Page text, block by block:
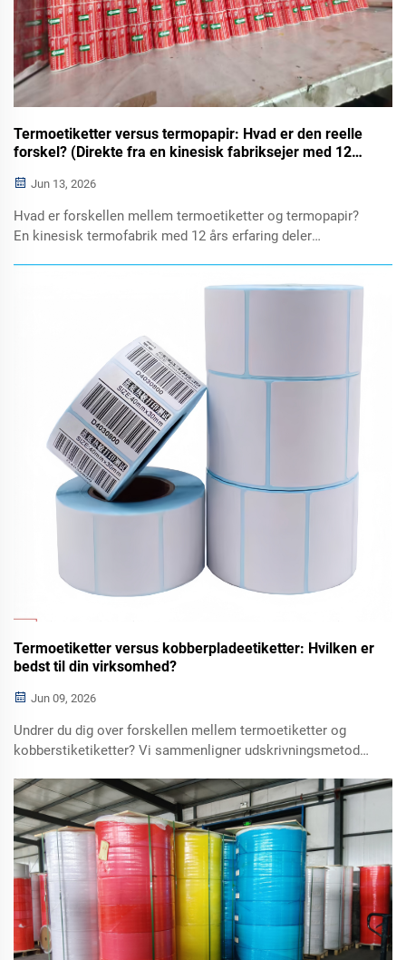
Termoetiketter versus termopapir: Hvad er den reelle
forskel? (Direkte fra en kinesisk fabriksejer med 12
Jun 13, 2026
Hvad er forskellen mellem termoetiketter og termopapir?
En kinesisk termofabrik med 12 års erfaring deler
Termoetiketter versus kobberpladeetiketter: Hvilken er
bedst til din virksomhed?
Jun 09, 2026
Undrer du dig over forskellen mellem termoetiketter og
kobberstiketiketter? Vi sammenligner udskrivningsmetode,
for at hjælpe dig med at vælge de rigtige klistermærker til
logistik, detailhandel, lagerdrift og produktindpakning.